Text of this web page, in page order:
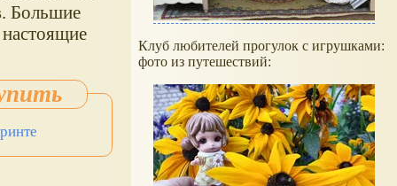
Большие
Клуб любителей прогулок с игрушками:
фото из путешествий: